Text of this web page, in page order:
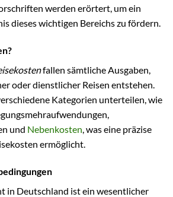
werden erörtert, um ein
dieses wichtigen Bereichs zu fördern.
fallen sämtliche Ausgaben,
oder dienstlicher Reisen entstehen.
Kategorien unterteilen, wie
und Nebenkosten, was eine präzise
ermöglicht.
in Deutschland ist ein wesentlicher